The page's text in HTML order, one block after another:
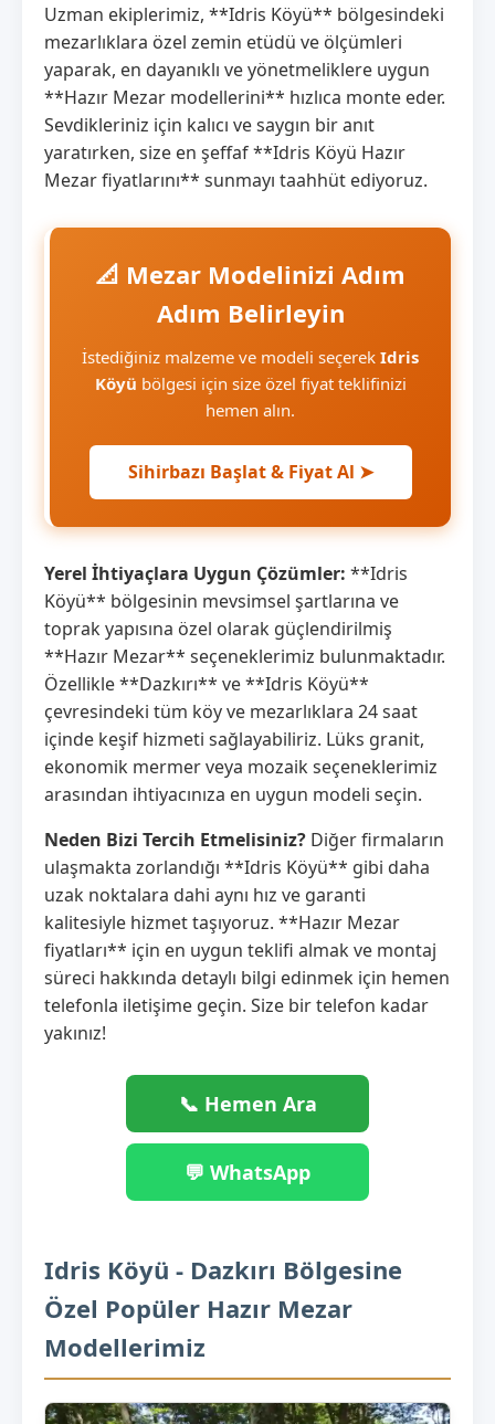
Uzman ekiplerimiz, **Idris Köyü** bölgesindeki
mezarlıklara özel zemin etüdü ve ölçümleri
yaparak, en dayanıklı ve yönetmeliklere uygun
**Hazır Mezar modellerini** hızlıca monte eder.
Sevdikleriniz için kalıcı ve saygın bir anıt
yaratırken, size en şeffaf **Idris Köyü Hazır
Mezar fiyatlarını** sunmayı taahhüt ediyoruz.
📐 Mezar Modelinizi Adım
Adım Belirleyin
İstediğiniz malzeme ve modeli seçerek Idris
Köyü bölgesi için size özel fiyat teklifinizi
hemen alın.
Sihirbazı Başlat & Fiyat Al ➤
Yerel İhtiyaçlara Uygun Çözümler: **Idris
Köyü** bölgesinin mevsimsel şartlarına ve
toprak yapısına özel olarak güçlendirilmiş
**Hazır Mezar** seçeneklerimiz bulunmaktadır.
Özellikle **Dazkırı** ve **Idris Köyü**
çevresindeki tüm köy ve mezarlıklara 24 saat
içinde keşif hizmeti sağlayabiliriz. Lüks granit,
ekonomik mermer veya mozaik seçeneklerimiz
arasından ihtiyacınıza en uygun modeli seçin.
Neden Bizi Tercih Etmelisiniz? Diğer firmaların
ulaşmakta zorlandığı **Idris Köyü** gibi daha
uzak noktalara dahi aynı hız ve garanti
kalitesiyle hizmet taşıyoruz. **Hazır Mezar
fiyatları** için en uygun teklifi almak ve montaj
süreci hakkında detaylı bilgi edinmek için hemen
telefonla iletişime geçin. Size bir telefon kadar
yakınız!
📞 Hemen Ara
💬 WhatsApp
Idris Köyü - Dazkırı Bölgesine
Özel Popüler Hazır Mezar
Modellerimiz